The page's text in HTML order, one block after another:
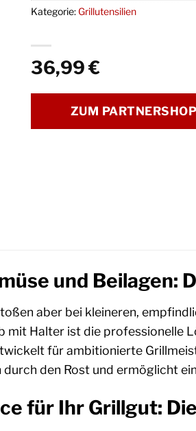
36,99€
ZUM PARTNERSHOP
Kategorie: Grillutensilien
und Beilagen:
aber bei kleineren,
mit Halter ist die professionelle
für ambitionierte
den Rost und ermöglicht
für Ihr Grillgut: